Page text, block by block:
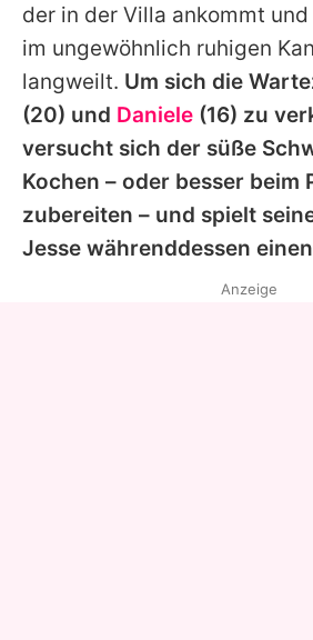
Utiq
der in der Villa ankommt
im ungewöhnlich ruhigen
langweilt. Um sich die
(20) und Daniele (16) zu
versucht sich der süße
Kochen – oder besser beim
zubereiten – und spielt
Jesse währenddessen
Anzeige